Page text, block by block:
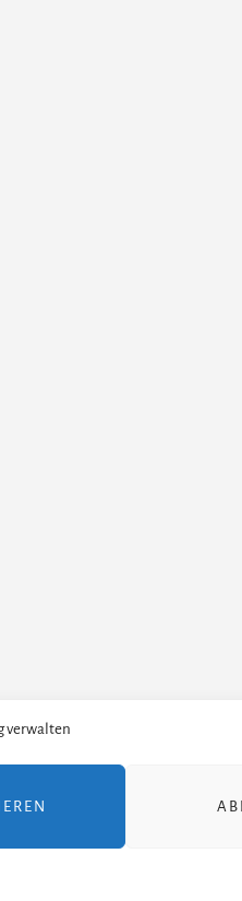
verwalten
Impressum·Datenschutzerklärung